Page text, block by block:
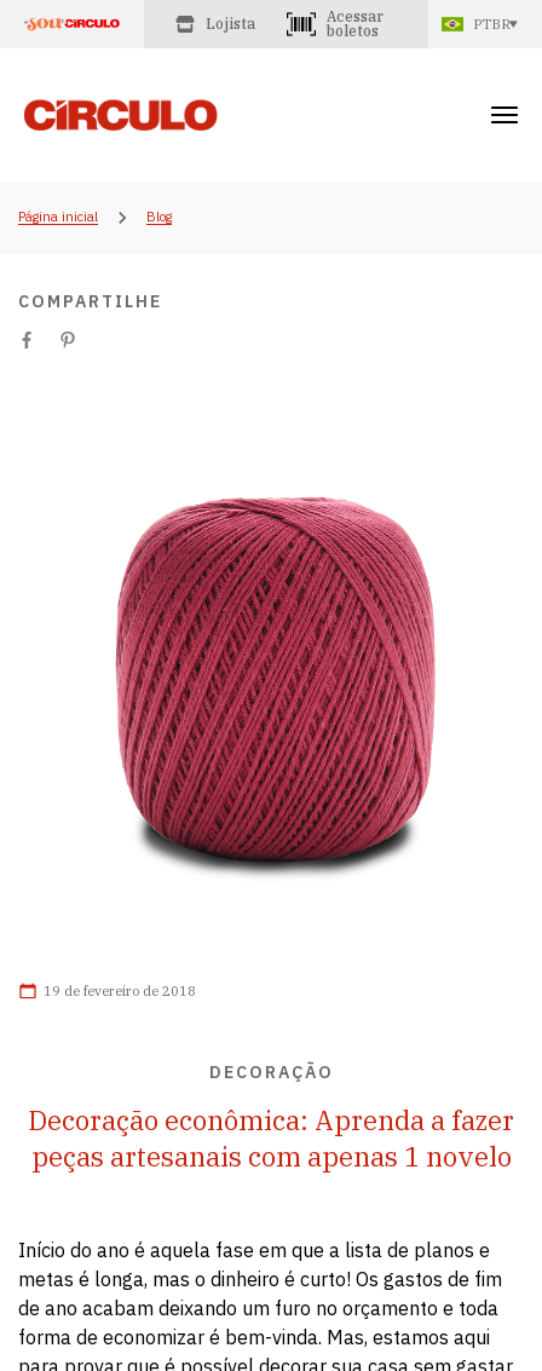
Lojista
Acessar
boletos
PTBR
Página inicial Blog
COMPARTILHE
19 de fevereiro de 2018
DECORAÇÃO
Decoração econômica: Aprenda a fazer
peças artesanais com apenas 1 novelo
Início do ano é aquela fase em que a lista de planos e
metas é longa, mas o dinheiro é curto! Os gastos de fim
de ano acabam deixando um furo no orçamento e toda
forma de economizar é bem-vinda. Mas, estamos aqui
para provar que é possível decorar sua casa sem gastar